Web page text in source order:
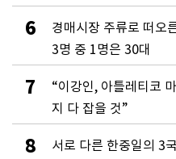
6
경매시장 주류로 떠
3명 중 1명은 30대
7
“이강인, 아틀레티코
지 다 잡을 것”
8 서로 다른 한중일의 3